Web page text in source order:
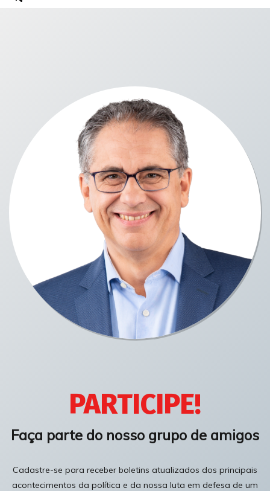
PARTICIPE!
Faça parte do nosso grupo de amigos
Cadastre-se para receber boletins atualizados dos principais
acontecimentos da política e da nossa luta em defesa de um